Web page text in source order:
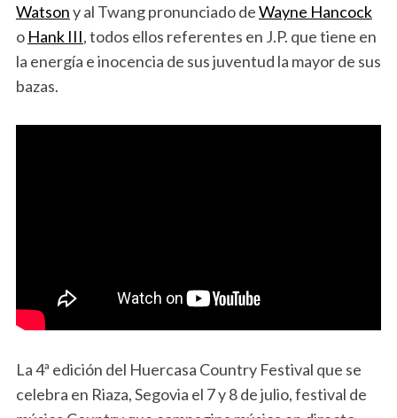
Watsony al Twang pronunciado deWayne Hancock
o Hank III, todos ellos referentes en J.P. que tiene en
la energía e inocencia de sus juventud la mayor de sus
bazas.
La 4ª edición del Huercasa Country Festival que se
celebra en Riaza, Segovia el 7 y 8 de julio, festival de